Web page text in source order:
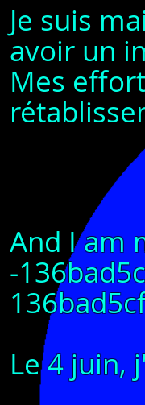
Je suis
avoir un
Mes
And I am
-
Le 4 juin,